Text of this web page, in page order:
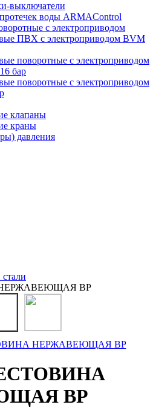
выключатели
воды ARMAControl
с электроприводом
ПВХ с электроприводом BVM
поворотные с электроприводом
бар
поворотные с электроприводом
клапаны
краны
давления
НЕРЖАВЕЮЩАЯ ВР
ВР